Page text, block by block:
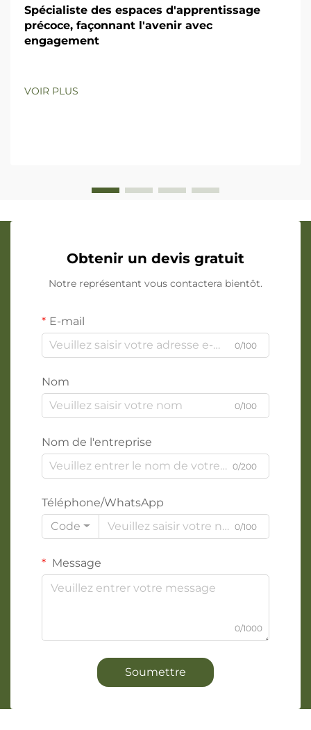
Spécialiste des espaces d'apprentissage
précoce, façonnant l'avenir avec
engagement
VOIR PLUS
Obtenir un devis gratuit
Notre représentant vous contactera bientôt.
E-mail
0/100
Nom
0/100
Nom de l'entreprise
0/200
Téléphone/WhatsApp
Code
0/100
Message
0/1000
Soumettre